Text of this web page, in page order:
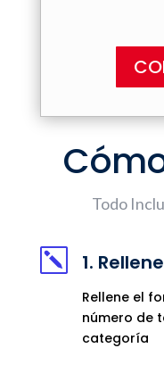
Todo
k 1.
Rellene el
número de
categoría